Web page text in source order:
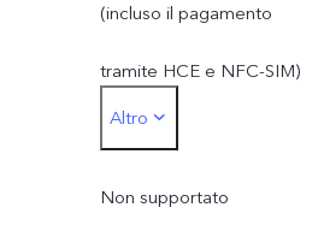
(incluso il pagamento
tramite HCE e NFC-SIM)
*La carta SIM utilizzata
il pagamento tramite
Altro
Non supportato